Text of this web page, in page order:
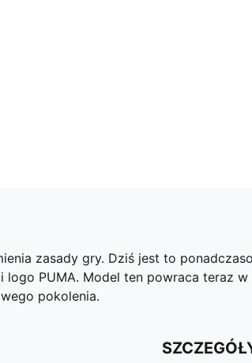
zasady gry. Dziś jest to
PUMA. Model ten powraca teraz
pokolenia.